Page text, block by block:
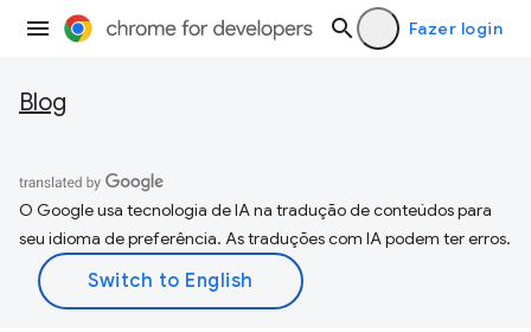
Fazer login
Blog
O Google usa tecnologia de IA na tradução de conteúdos para
seu idioma de preferência. As traduções com IA podem ter erros.